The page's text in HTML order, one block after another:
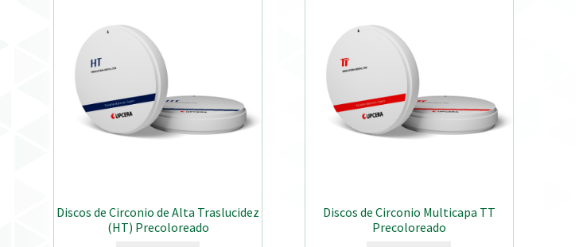
Discos de Circonio de Alta Traslucidez
(HT) Precoloreado
Discos de Circonio Multicapa TT
Precoloreado